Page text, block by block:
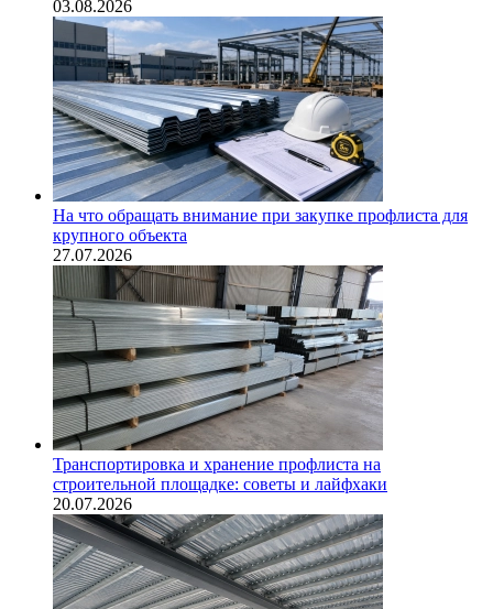
03.08.2026
На что обращать внимание при закупке профлиста для
крупного объекта
27.07.2026
Транспортировка и хранение профлиста на
строительной площадке: советы и лайфхаки
20.07.2026